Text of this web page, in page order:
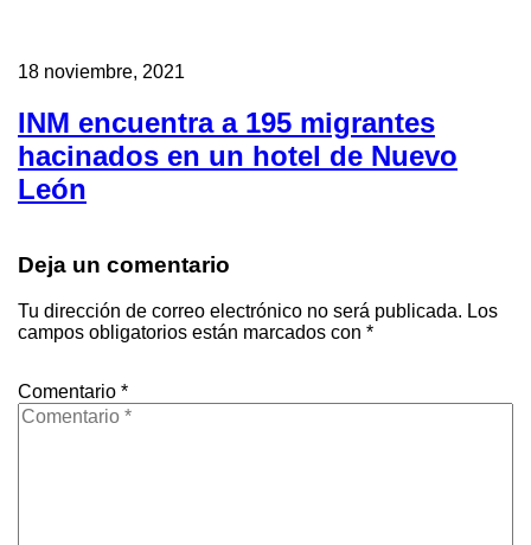
18 noviembre, 2021
INM encuentra a 195 migrantes
hacinados en un hotel de Nuevo
León
Deja un comentario
Tu dirección de correo electrónico no será publicada. Los
campos obligatorios están marcados con *
Comentario *